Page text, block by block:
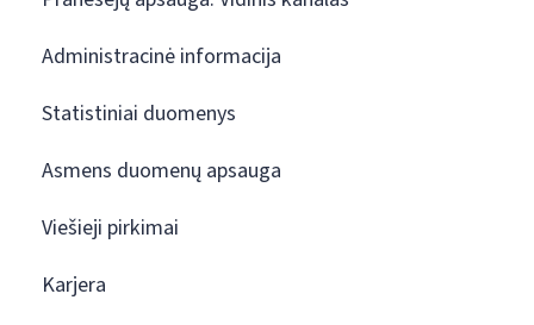
Administracinė informacija
Statistiniai duomenys
Asmens duomenų apsauga
Viešieji pirkimai
Karjera